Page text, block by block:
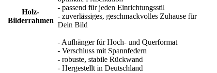
Holz-
Bilderrahmen
- passend für jeden Einrichtungsstil
- zuverlässiges, geschmackvolles Zuhause für
Dein Bild
- Aufhänger für Hoch- und Querformat
- Verschluss mit Spannfedern
- robuste, stabile Rückwand
- Hergestellt in Deutschland